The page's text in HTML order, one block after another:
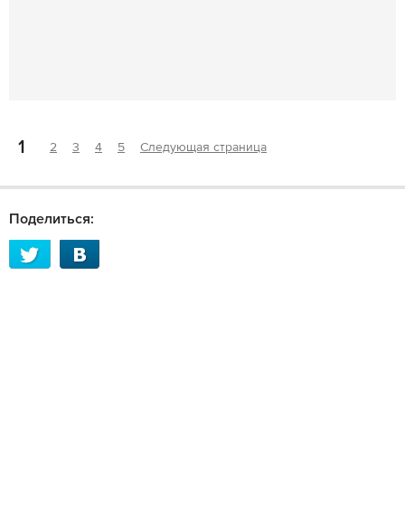
1 2 3 4 5 Следующая страница
Поделиться: